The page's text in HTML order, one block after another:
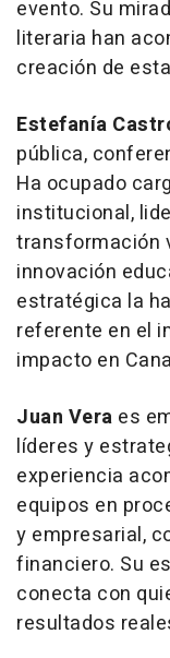
evento. Su
literaria han
creación de
Estefanía
pública,
Ha ocupado
institucional,
transformación
innovación
estratégica la
referente en el
impacto en
Juan Vera es
líderes y
experiencia
equipos en
y empresarial,
financiero. Su
conecta con
resultados